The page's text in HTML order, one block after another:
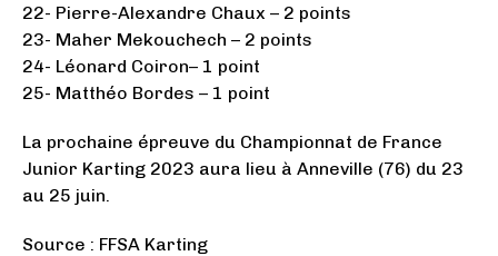
22- Pierre-Alexandre Chaux – 2 points
23- Maher Mekouchech – 2 points
24- Léonard Coiron– 1 point
25- Matthéo Bordes – 1 point
La prochaine épreuve du Championnat de France
Junior Karting 2023 aura lieu à Anneville (76) du 23
au 25 juin.
Source : FFSA Karting